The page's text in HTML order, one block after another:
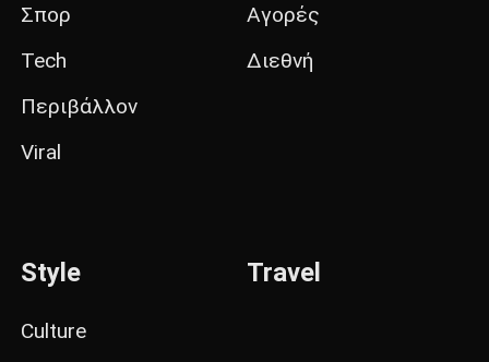
Σπορ
Tech
Περιβάλλον
Viral
Αγορές
Διεθνή
Style
Culture
Travel